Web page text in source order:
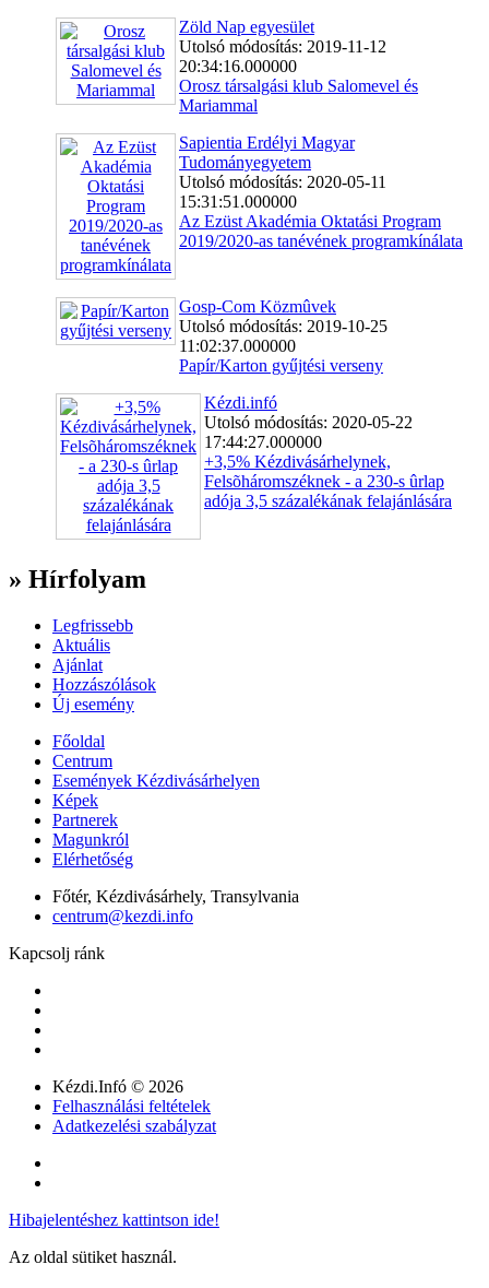
Zöld Nap egyesület
Utolsó módosítás: 2019-11-12
20:34:16.000000
Orosz társalgási klub Salomevel és
Mariammal
Sapientia Erdélyi Magyar
Tudományegyetem
Utolsó módosítás: 2020-05-11
15:31:51.000000
Az Ezüst Akadémia Oktatási Program
2019/2020-as tanévének programkínálata
Gosp-Com Közmûvek
Utolsó módosítás: 2019-10-25
11:02:37.000000
Papír/Karton gyűjtési verseny
Kézdi.infó
Utolsó módosítás: 2020-05-22
17:44:27.000000
+3,5% Kézdivásárhelynek,
Felsõháromszéknek - a 230-s ûrlap
adója 3,5 százalékának felajánlására
» Hírfolyam
Legfrissebb
Aktuális
Ajánlat
Hozzászólások
Új esemény
Főoldal
Centrum
Események Kézdivásárhelyen
Képek
Partnerek
Magunkról
Elérhetőség
Főtér, Kézdivásárhely, Transylvania
centrum@kezdi.info
Kapcsolj ránk
Kézdi.Infó © 2026
Felhasználási feltételek
Adatkezelési szabályzat
Hibajelentéshez kattintson ide!
Az oldal sütiket használ.